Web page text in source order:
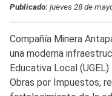
Publicado:jueves 28 de
Compañía Minera
una moderna
Educativa Local
Obras por Impuestos,